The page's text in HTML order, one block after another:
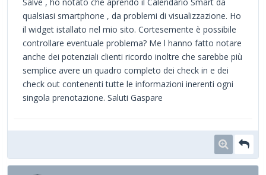
Salve , ho notato che aprendo il Calendario Smart da
qualsiasi smartphone , da problemi di visualizzazione. Ho
il widget istallato nel mio sito. Cortesemente è possibile
controllare eventuale problema? Me l hanno fatto notare
anche dei potenziali clienti ricordo inoltre che sarebbe più
semplice avere un quadro completo dei check in e dei
check out contenenti tutte le informazioni inerenti ogni
singola prenotazione. Saluti Gaspare